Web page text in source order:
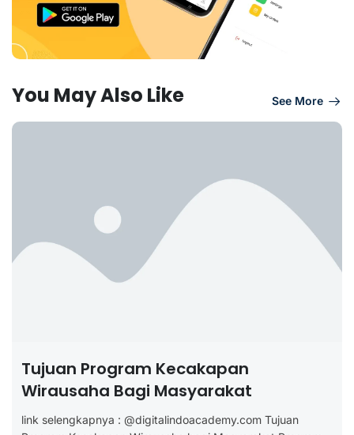
You May Also Like See More
Tujuan Program Kecakapan
Wirausaha Bagi Masyarakat
link selengkapnya : @digitalindoacademy.com Tujuan